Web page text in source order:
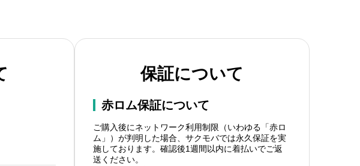
保証について
赤ロム保証について
ご購入後にネットワーク利用制限（いわゆる「赤ロ
ム」）が判明した場合、サクモバでは永久保証を実
施しております。確認後1週間以内に着払いでご返
送ください。